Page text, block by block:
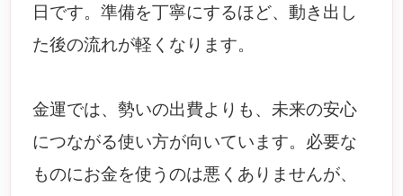
日です。準備を丁寧にするほど、動き出し
た後の流れが軽くなります。
金運では、勢いの出費よりも、未来の安心
につながる使い方が向いています。必要な
ものにお金を使うのは悪くありませんが、